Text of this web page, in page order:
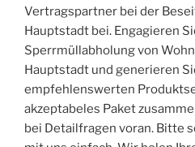
Vertragspartner bei der
Hauptstadt bei. Engagieren
Sperrmüllabholung von
Hauptstadt und generieren
empfehlenswerten
akzeptabeles Paket
bei Detailfragen voran. Bitte